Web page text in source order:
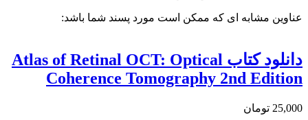
عناوین مشابه ای که ممکن است مورد پسند شما باشد:
دانلود کتاب Atlas of Retinal OCT: Optical
Coherence Tomography 2nd Edition
25,000 تومان